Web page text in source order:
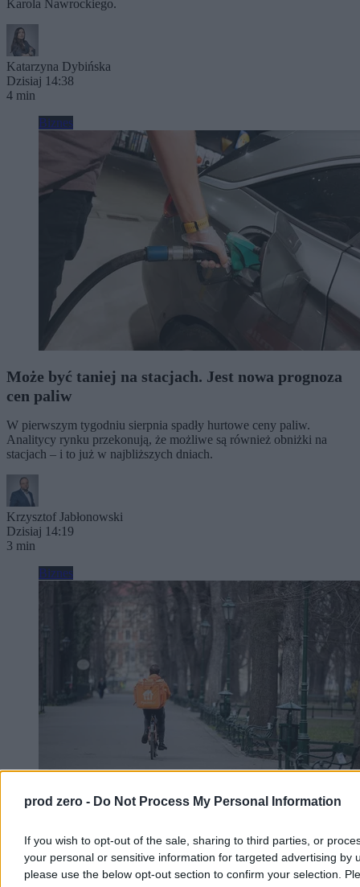
prod zero - Do Not Process My Personal Information
If you wish to opt-out of the sale, sharing to third parties, or
your personal or sensitive information for targeted advertising by
please use the below opt-out section to confirm your selection.
Karola Nawrockiego.
Katarzyna Dybińska
Dzisiaj 14:38
4 min
Biznes
Może być taniej na stacjach. Jest nowa prognoza
cen paliw
W pierwszym tygodniu sierpnia spadły hurtowe ceny paliw.
Analitycy rynku przekonują, że możliwe są również obniżki na
stacjach – i to już w najbliższych dniach.
Krzysztof Jabłonowski
Dzisiaj 14:19
3 min
Biznes
prawa i politycznej presji
Pyszne.pl mierzy się z kryzysem wizerunkowym. Decyzja o